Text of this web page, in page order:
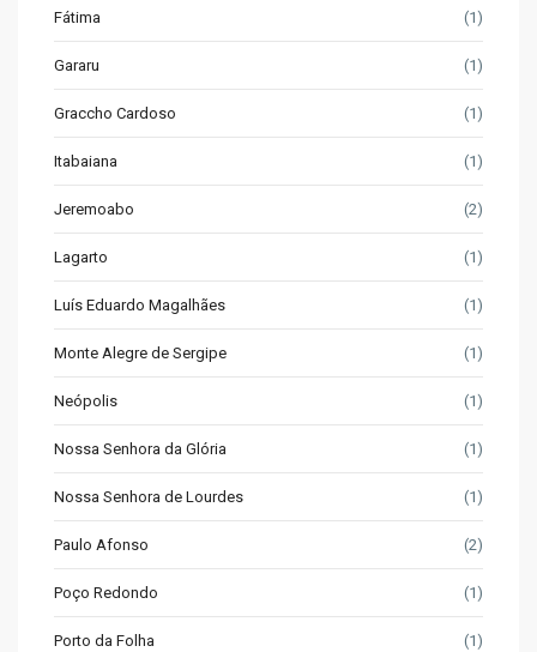
Fátima (1)
Gararu (1)
Graccho Cardoso (1)
Itabaiana (1)
Jeremoabo (2)
Lagarto (1)
Luís Eduardo Magalhães (1)
Monte Alegre de Sergipe (1)
Neópolis (1)
Nossa Senhora da Glória (1)
Nossa Senhora de Lourdes (1)
Paulo Afonso (2)
Poço Redondo (1)
Porto da Folha (1)